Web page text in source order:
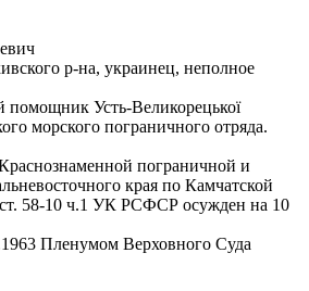
р-на, украинец, неполное
Усть-Великорецької
морского пограничного отряда.
пограничной и
края по Камчатской
ст. 58-10 ч.1 УК РСФСР осужден на 10
Пленумом Верховного Суда